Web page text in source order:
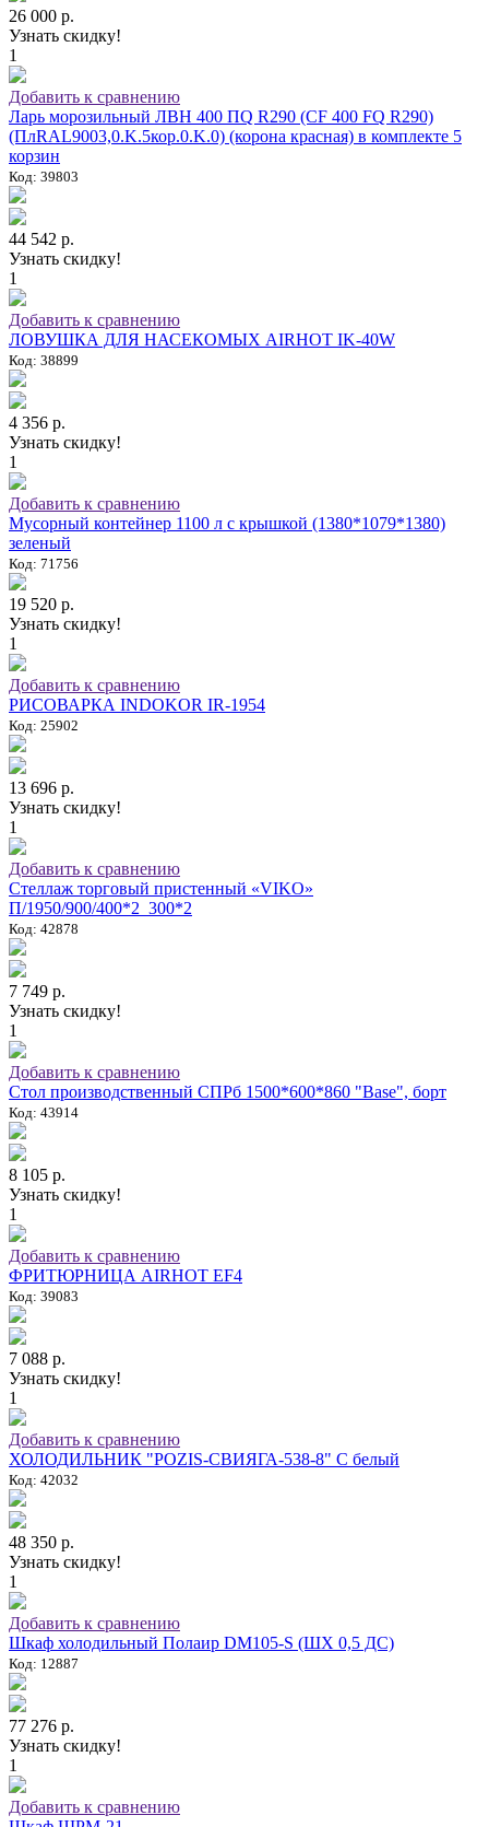
26 000 р.
Узнать скидку!
1
Добавить к сравнению
Ларь морозильный ЛВН 400 ПQ R290 (СF 400 FQ R290)
(ПлRAL9003,0.K.5кор.0.K.0) (корона красная) в комплекте 5
корзин
Код: 39803
44 542 р.
Узнать скидку!
1
Добавить к сравнению
ЛОВУШКА ДЛЯ НАСЕКОМЫХ AIRHOT IK-40W
Код: 38899
4 356 р.
Узнать скидку!
1
Добавить к сравнению
Мусорный контейнер 1100 л с крышкой (1380*1079*1380)
зеленый
Код: 71756
19 520 р.
Узнать скидку!
1
Добавить к сравнению
РИСОВАРКА INDOKOR IR-1954
Код: 25902
13 696 р.
Узнать скидку!
1
Добавить к сравнению
Стеллаж торговый пристенный «VIKO»
П/1950/900/400*2_300*2
Код: 42878
7 749 р.
Узнать скидку!
1
Добавить к сравнению
Стол производственный СПРб 1500*600*860 "Base", борт
Код: 43914
8 105 р.
Узнать скидку!
1
Добавить к сравнению
ФРИТЮРНИЦА AIRHOT EF4
Код: 39083
7 088 р.
Узнать скидку!
1
Добавить к сравнению
ХОЛОДИЛЬНИК "POZIS-СВИЯГА-538-8" C белый
Код: 42032
48 350 р.
Узнать скидку!
1
Добавить к сравнению
Шкаф холодильный Полаир DM105-S (ШХ 0,5 ДС)
Код: 12887
77 276 р.
Узнать скидку!
1
Добавить к сравнению